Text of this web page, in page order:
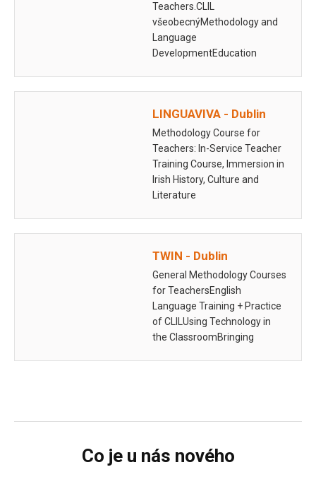
Teachers.CLIL
všeobecnýMethodology and
Language
DevelopmentEducation
SchoolsIrish Culture and
Contemporary EnglishKey
Teaching Skills 1: Lesson…
LINGUAVIVA - Dublin
Methodology Course for
Teachers: In-Service Teacher
Training Course, Immersion in
Irish History, Culture and
Literature
TWIN - Dublin
General Methodology Courses
for TeachersEnglish
Language Training + Practice
of CLILUsing Technology in
the ClassroomBringing
Co je u nás nového